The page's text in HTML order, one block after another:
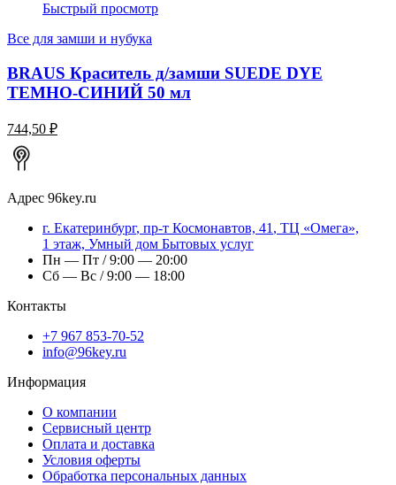
Быстрый просмотр
Все для замши и нубука
BRAUS Краситель д/замши SUEDE DYE
ТЕМНО-СИНИЙ 50 мл
744,50 ₽
Адрес 96key.ru
г. Екатеринбург, пр-т Космонавтов, 41, ТЦ «Омега»,
1 этаж, Умный дом Бытовых услуг
Пн — Пт / 9:00 — 20:00
Сб — Вс / 9:00 — 18:00
Контакты
+7 967 853-70-52
info@96key.ru
Информация
О компании
Сервисный центр
Оплата и доставка
Условия оферты
Обработка персональных данных